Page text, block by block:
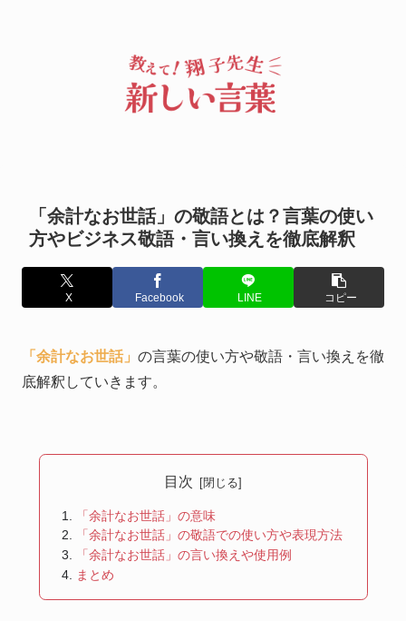
「余計なお世話」の敬語とは？言葉の使い
方やビジネス敬語・言い換えを徹底解釈
X Facebook LINE コピー
「余計なお世話」 の言葉の使い方や敬語・言い換えを徹
底解釈していきます。
目次
「余計なお世話」の意味
「余計なお世話」の敬語での使い方や表現方法
「余計なお世話」の言い換えや使用例
まとめ